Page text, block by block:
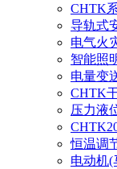
CHTK
导轨式
电气火
智能照
电量变
CHTK
压力液
恒温调
电动机(